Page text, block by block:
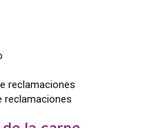
reclamaciones
reclamaciones